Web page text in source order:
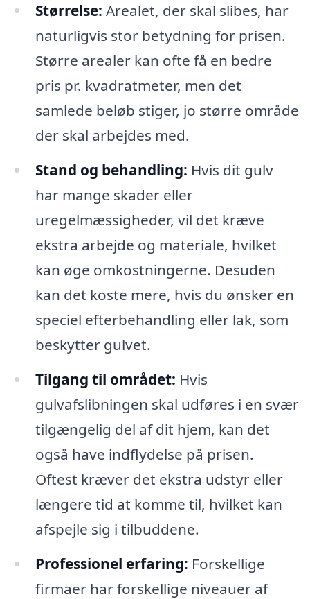
Størrelse: Arealet, der skal slibes, har
naturligvis stor betydning for prisen.
Større arealer kan ofte få en bedre
pris pr. kvadratmeter, men det
samlede beløb stiger, jo større område
der skal arbejdes med.
Stand og behandling: Hvis dit gulv
har mange skader eller
uregelmæssigheder, vil det kræve
ekstra arbejde og materiale, hvilket
kan øge omkostningerne. Desuden
kan det koste mere, hvis du ønsker en
speciel efterbehandling eller lak, som
beskytter gulvet.
Tilgang til området: Hvis
gulvafslibningen skal udføres i en svær
tilgængelig del af dit hjem, kan det
også have indflydelse på prisen.
Oftest kræver det ekstra udstyr eller
længere tid at komme til, hvilket kan
afspejle sig i tilbuddene.
Professionel erfaring: Forskellige
firmaer har forskellige niveauer af